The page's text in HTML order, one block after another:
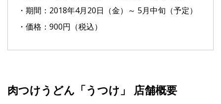
・期間：2018年4月20日（金）～ 5月中旬（予定）
・価格：900円（税込）
肉つけうどん「うつけ」 店舗概要